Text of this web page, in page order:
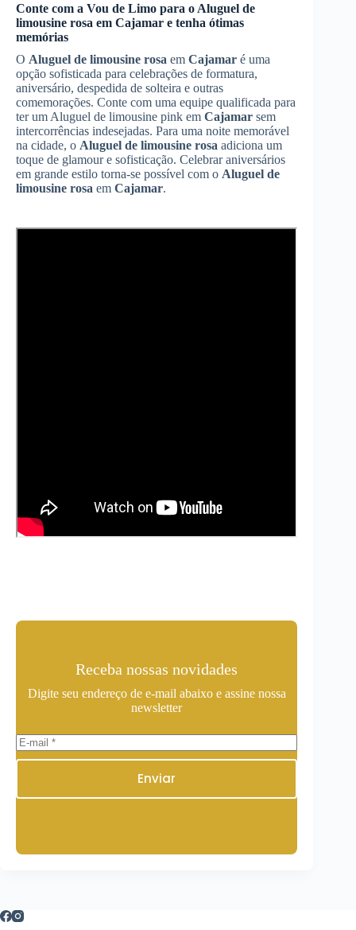
Conte com a Vou de Limo para o Aluguel de
limousine rosa em Cajamar e tenha ótimas
memórias
O Aluguel de limousine rosa em Cajamar é uma
opção sofisticada para celebrações de formatura,
aniversário, despedida de solteira e outras
comemorações. Conte com uma equipe qualificada para
ter um Aluguel de limousine pink em Cajamar sem
intercorrências indesejadas. Para uma noite memorável
na cidade, o Aluguel de limousine rosa adiciona um
toque de glamour e sofisticação. Celebrar aniversários
em grande estilo torna-se possível com o Aluguel de
limousine rosa em Cajamar.
Receba nossas novidades
Digite seu endereço de e-mail abaixo e assine nossa
newsletter
Enviar